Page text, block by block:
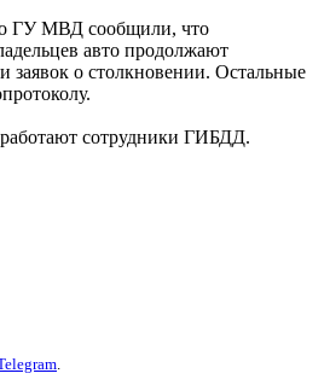
ГУ МВД сообщили, что
авто продолжают
заявок о столкновении. Остальные
сотрудники ГИБДД.
.